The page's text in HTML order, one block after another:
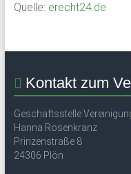
Quelle: erecht24.de
Kontakt zum
Geschäftsstelle
Hanna Rosenkranz
Prinzenstraße 8
24306 Plön